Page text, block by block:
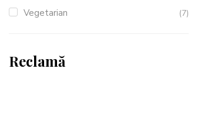
Vegetarian (7)
Reclamă